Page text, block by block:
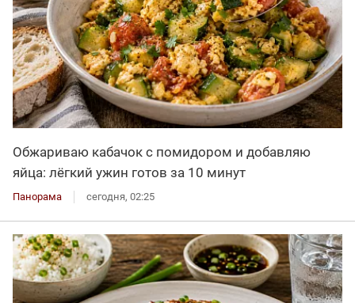
Обжариваю кабачок с помидором и добавляю
яйца: лёгкий ужин готов за 10 минут
Панорама сегодня, 02:25